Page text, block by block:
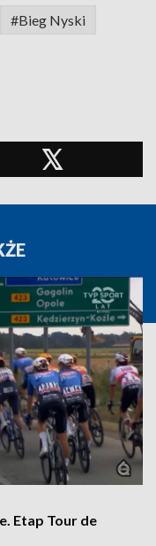
#Bieg Nyski
Etap Tour de